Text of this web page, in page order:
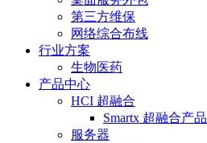
第三方维保
网络综合布线
行业方案
生物医药
产品中心
HCI 超融合
Smartx 超融合产品
服务器